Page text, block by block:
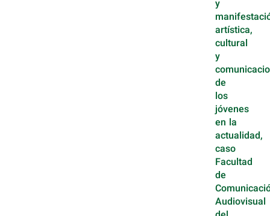
y
artística,
cultural
y
de
los
jóvenes
en la
actualidad,
caso
Facultad
de
Audiovisual